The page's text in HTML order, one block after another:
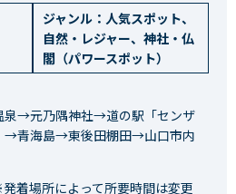
ジャンル： 人気スポット、
自然・レジャー、 神社・仏
閣（パワースポット）
泉→元乃隅神社→道の駅「センザ
→青海島→東後田棚田→山口市内
着場所によって所要時間は変更